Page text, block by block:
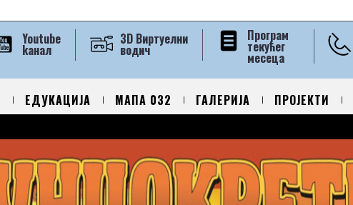
Програм
текућег
месеца
3D Виртуелни
водич
Youtube
kанал
ЕДУКАЦИЈА МАПА 032 ГАЛЕРИЈА ПРОЈЕКТИ